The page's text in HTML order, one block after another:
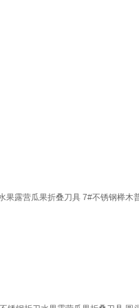
果露营瓜果折叠刀具 7#不锈钢榉木